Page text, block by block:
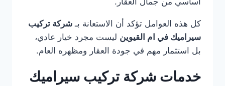
كل هذه العوامل تؤكد أن الاستعانة بـ شركة تركيب
سيراميك في ام القيوين ليست مجرد خيار عادي،
بل استثمار مهم في جودة العقار ومظهره العام.
خدمات شركة تركيب سيراميك